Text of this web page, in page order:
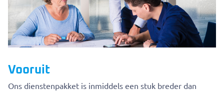
Vooruit
Ons dienstenpakket is inmiddels een stuk breder dan